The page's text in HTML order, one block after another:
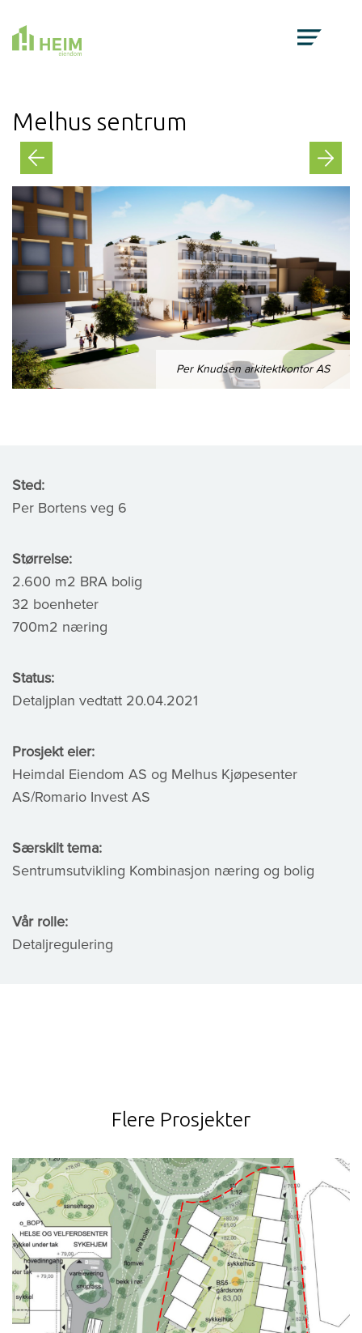
Melhus sentrum
Per Knudsen arkitektkontor AS
Sted:
Per Bortens veg 6
Størrelse:
2.600 m2 BRA bolig
32 boenheter
700m2 næring
Status:
Detaljplan vedtatt 20.04.2021
Prosjekt eier:
Heimdal Eiendom AS og Melhus Kjøpesenter
AS/Romario Invest AS
Særskilt tema:
Sentrumsutvikling Kombinasjon næring og bolig
Vår rolle:
Detaljregulering
Flere Prosjekter